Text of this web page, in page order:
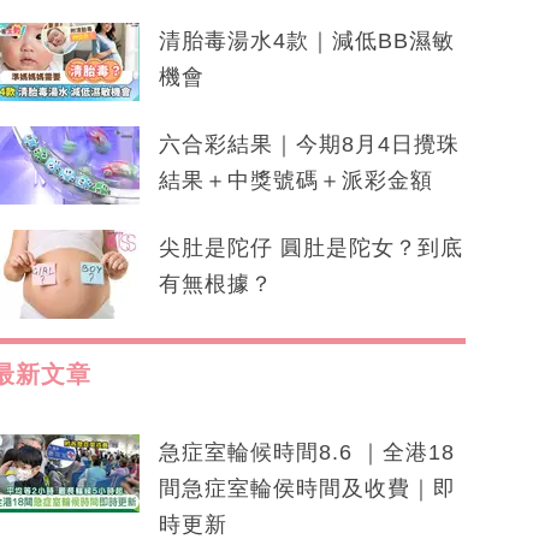
清胎毒湯水4款｜減低BB濕敏
機會
六合彩結果｜今期8月4日攪珠
結果＋中獎號碼＋派彩金額
尖肚是陀仔 圓肚是陀女？到底
有無根據？
新文章
急症室輪候時間8.6 ｜全港18
間急症室輪侯時間及收費｜即
時更新